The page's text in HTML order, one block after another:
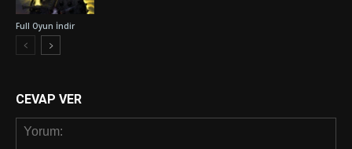
Full Oyun İndir
CEVAP VER